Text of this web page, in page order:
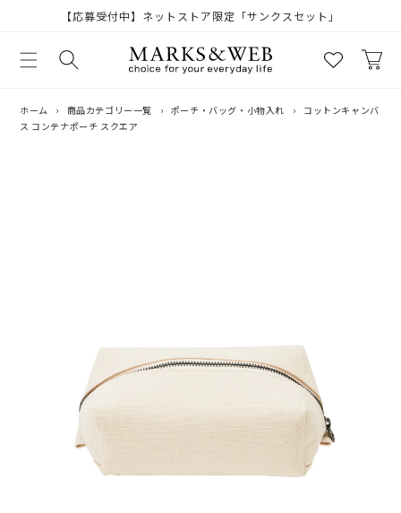
ンツに【応募受付中】ネットストア限定「サンクスセット」
ー
ホーム › 商品カテゴリー一覧 › ポーチ・バッグ・小物入れ ›
コットンキャンバ
ス コンテナポーチ スクエア